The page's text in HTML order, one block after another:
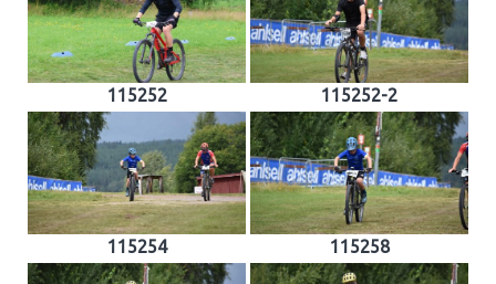
115252 115252-2
115254 115258